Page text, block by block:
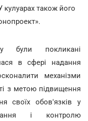
кулуарах також його
були покликані
в сфері надання
механізми
з метою підвищення
своїх обов'язків у
і контролю